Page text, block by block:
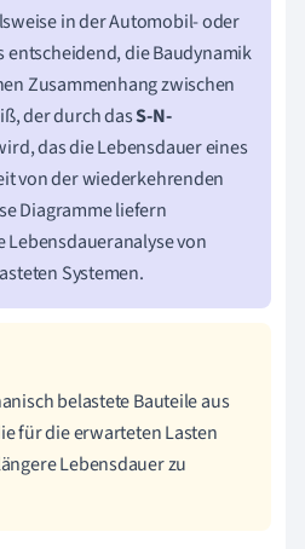
in der Automobil- oder
die Baudynamik
Zusammenhang zwischen
der durch dasS-N-
das die Lebensdauer eines
von der wiederkehrenden
Diagramme liefern
Lebensdaueranalyse von
Systemen.
belastete Bauteile aus
für die erwarteten Lasten
Lebensdauer zu